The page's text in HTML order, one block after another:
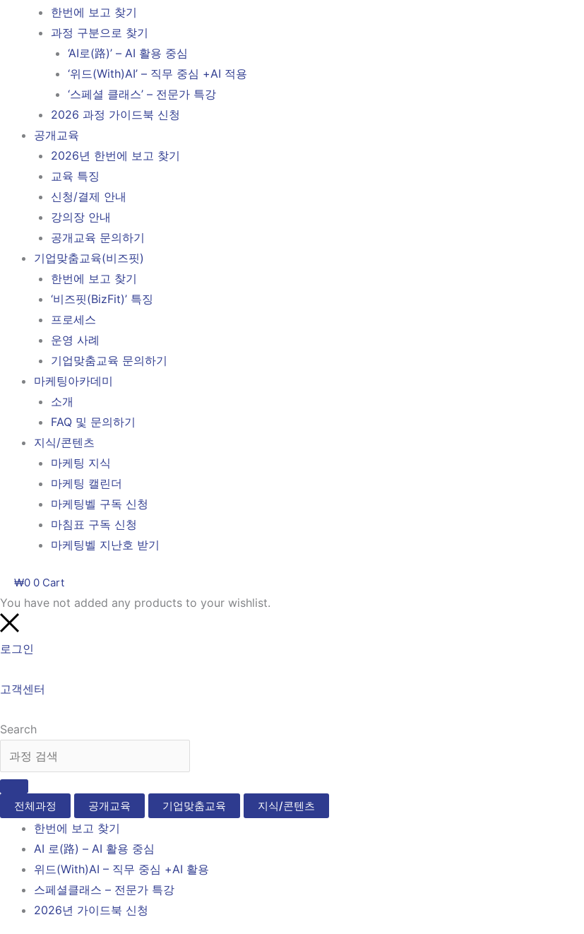
한번에 보고 찾기
과정 구분으로 찾기
‘AI로(路)’ – AI 활용 중심
‘위드(With)AI’ – 직무 중심 +AI 적용
‘스페셜 클래스’ – 전문가 특강
2026 과정 가이드북 신청
공개교육
2026년 한번에 보고 찾기
교육 특징
신청/결제 안내
강의장 안내
공개교육 문의하기
기업맞춤교육(비즈핏)
한번에 보고 찾기
‘비즈핏(BizFit)’ 특징
프로세스
운영 사례
기업맞춤교육 문의하기
마케팅아카데미
소개
FAQ 및 문의하기
지식/콘텐츠
마케팅 지식
마케팅 캘린더
마케팅벨 구독 신청
마침표 구독 신청
마케팅벨 지난호 받기
₩0 0 Cart
You have not added any products to your wishlist.
로그인
고객센터
Search
전체과정 공개교육 기업맞춤교육 지식/콘텐츠
한번에 보고 찾기
AI 로(路) – AI 활용 중심
위드(With)AI – 직무 중심 +AI 활용
스페셜클래스 – 전문가 특강
2026년 가이드북 신청